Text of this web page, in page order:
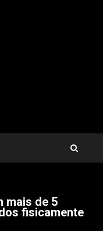
mais de 5
fisicamente